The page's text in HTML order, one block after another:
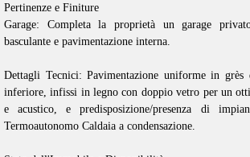
Pertinenze e Finiture
Garage: Completa la proprietà un garage
basculante e pavimentazione interna.
Dettagli Tecnici: Pavimentazione uniforme in
inferiore, infissi in legno con doppio vetro per un
e acustico, e predisposizione/presenza di
Termoautonomo Caldaia a condensazione.